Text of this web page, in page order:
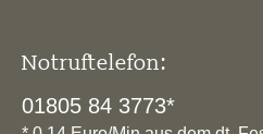
Notruftelefon:
01805 84 3773*